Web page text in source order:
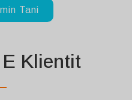
Tani
Klientit
हिन्दी
Svenska